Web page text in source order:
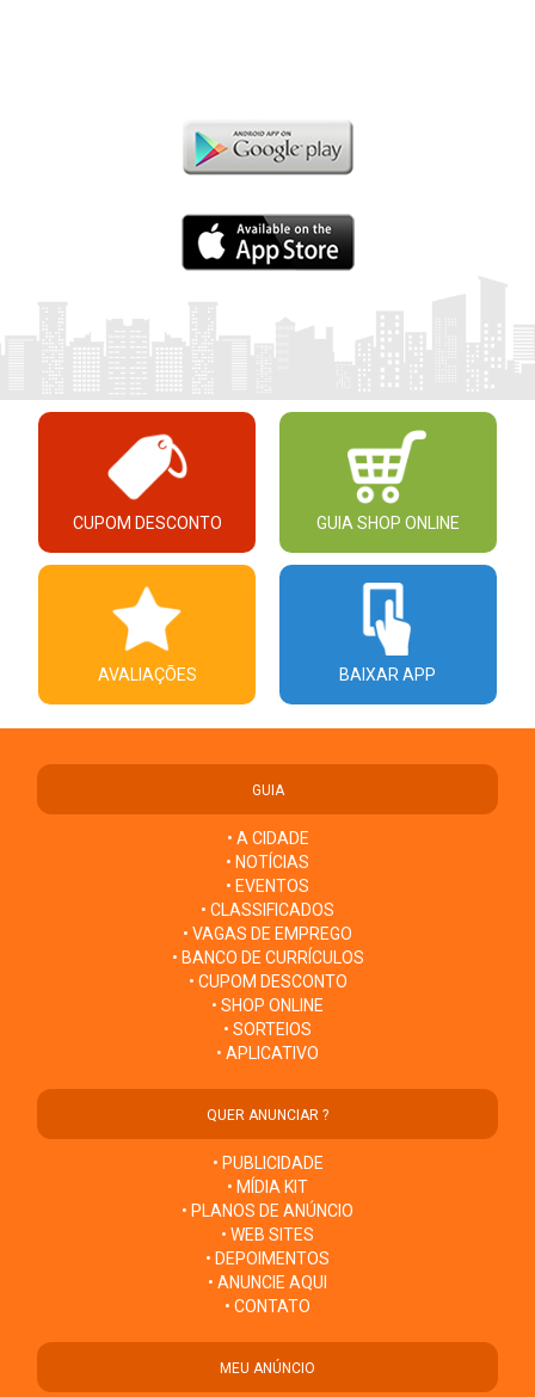
CUPOM DESCONTO GUIA SHOP ONLINE
AVALIAÇÕES BAIXAR APP
GUIA
• A CIDADE
• NOTÍCIAS
• EVENTOS
• CLASSIFICADOS
• VAGAS DE EMPREGO
• BANCO DE CURRÍCULOS
• CUPOM DESCONTO
• SHOP ONLINE
• SORTEIOS
• APLICATIVO
QUER ANUNCIAR ?
• PUBLICIDADE
• MÍDIA KIT
• PLANOS DE ANÚNCIO
• WEB SITES
• DEPOIMENTOS
• ANUNCIE AQUI
• CONTATO
MEU ANÚNCIO